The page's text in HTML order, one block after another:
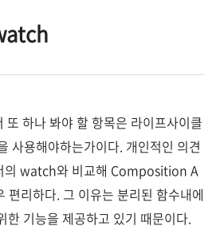
하나 봐야 할 항목은 라이프사이클
사용해야하는가이다. 개인적인 의견
의 watch와 비교해 Composition A
리하다. 그 이유는 분리된 함수내에
한 기능을 제공하고 있기 때문이다.